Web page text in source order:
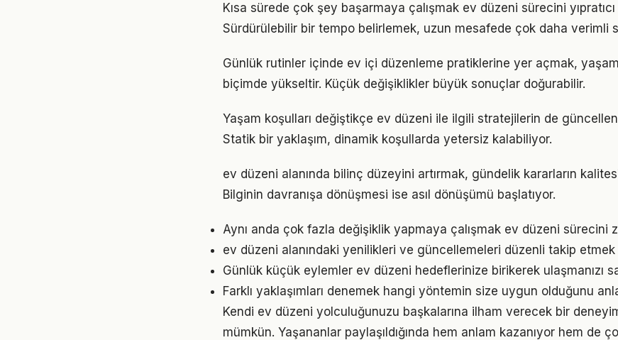
Kısa sürede çok şey başarmaya çalışmak ev düzeni sürecini
Sürdürülebilir bir tempo belirlemek, uzun mesafede çok daha verimli
Günlük rutinler içinde ev içi düzenleme pratiklerine yer açmak,
biçimde yükseltir. Küçük değişiklikler büyük sonuçlar doğurabilir.
Yaşam koşulları değiştikçe ev düzeni ile ilgili stratejilerin de
Statik bir yaklaşım, dinamik koşullarda yetersiz kalabiliyor.
ev düzeni alanında bilinç düzeyini artırmak, gündelik kararların
Bilginin davranışa dönüşmesi ise asıl dönüşümü başlatıyor.
Aynı anda çok fazla değişiklik yapmaya çalışmak ev düzeni sürecini
ev düzeni alanındaki yenilikleri ve güncellemeleri düzenli takip
Günlük küçük eylemler ev düzeni hedeflerinize birikerek ulaşmanızı
Farklı yaklaşımları denemek hangi yöntemin size uygun olduğunu
Kendi ev düzeni yolculuğunuzu başkalarına ilham verecek bir
mümkün. Yaşananlar paylaşıldığında hem anlam kazanıyor hem de